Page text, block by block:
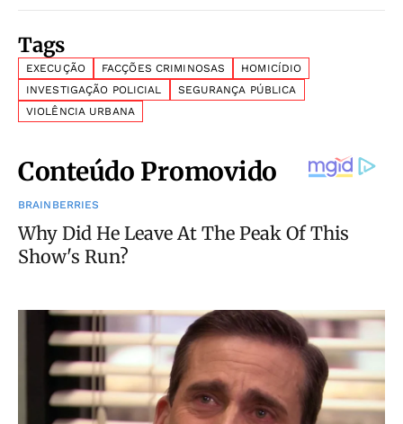
Tags
EXECUÇÃO FACÇÕES CRIMINOSAS
HOMICÍDIO
INVESTIGAÇÃO POLICIAL
SEGURANÇA PÚBLICA
VIOLÊNCIA URBANA